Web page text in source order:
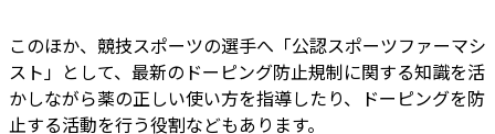
このほか、競技スポーツの選手へ「公認スポーツファーマシ
スト」として、最新のドーピング防止規制に関する知識を活
かしながら薬の正しい使い方を指導したり、ドーピングを防
止する活動を行う役割などもあります。